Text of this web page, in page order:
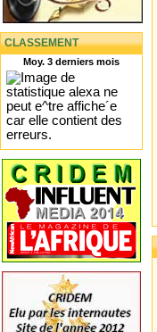
CLASSEMENT
Moy. 3 derniers mois